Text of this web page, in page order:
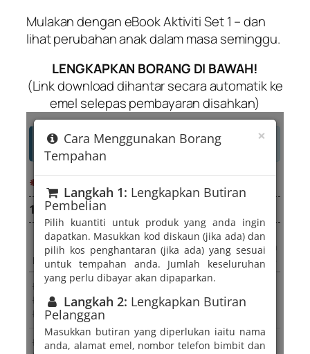
Mulakan dengan eBook Aktiviti Set 1 – dan
lihat perubahan anak dalam masa seminggu.
LENGKAPKAN BORANG DI BAWAH!
(Link download dihantar secara automatik ke
emel selepas pembayaran disahkan)